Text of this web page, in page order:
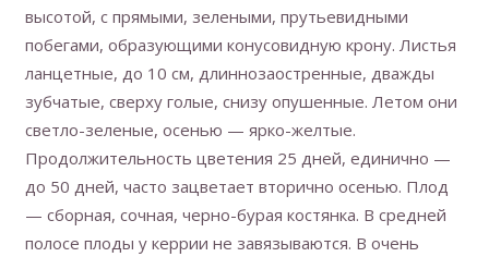
высотой, с прямыми, зелеными, прутьевидными
побегами, образующими конусовидную крону. Листья
ланцетные, до 10 см, длиннозаостренные, дважды
зубчатые, сверху голые, снизу опушенные. Летом они
светло-зеленые, осенью — ярко-желтые.
Продолжительность цветения 25 дней, единично —
до 50 дней, часто зацветает вторично осенью. Плод
— сборная, сочная, черно-бурая костянка. В средней
полосе плоды у керрии не завязываются. В очень